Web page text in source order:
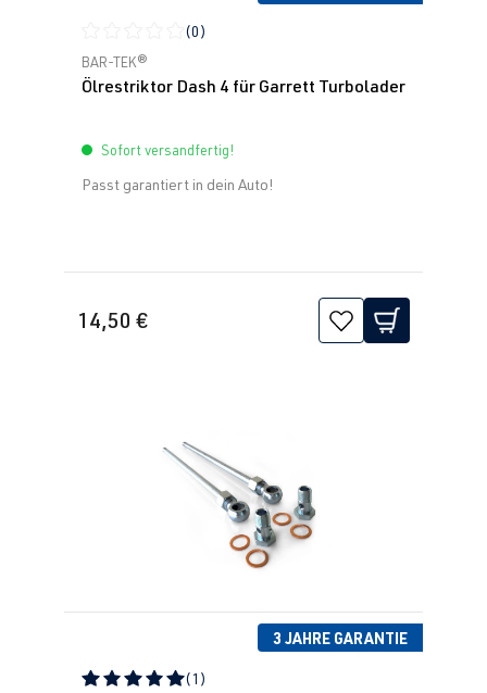
Durchschnittliche Bewertung von 0 von 5 Sternen
(0)
BAR-TEK®
Ölrestriktor Dash 4 für Garrett Turbolader
Sofort versandfertig!
Passt garantiert in dein Auto!
14,50 €
3 JAHRE GARANTIE
(1)